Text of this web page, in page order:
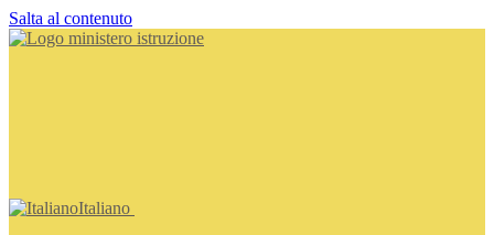
Salta al contenuto
Italiano